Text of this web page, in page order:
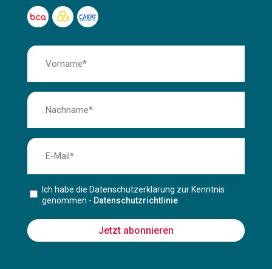
Ich habe die Datenschutzerklärung zur Kenntnis
genommen - Datenschutzrichtlinie
Jetzt abonnieren